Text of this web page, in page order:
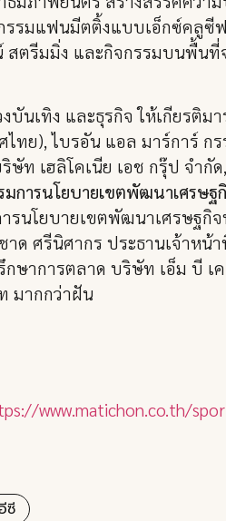
รรมแฟนมีตติ้งแบบเอ็กซ์คลู
ตรีมมิ่ง และกิจกรรมบนพื้น
บันเทิง และธุรกิจ ให้เกียรติ
ไทย), ไบรอัน แอล มาร์การ์
ท เฮลิโคเนีย เอช กรุ๊ป จำกัด,
การนโยบายเขตพัฒนาเศรษ
รนโยบายเขตพัฒนาเศรษฐ
าด ศรีนิศากร ประธานเจ้าห
ษาการตลาด บริษัท เอ็ม บี
มากกว่าฝัน
www.matichon.co.th/
ซี